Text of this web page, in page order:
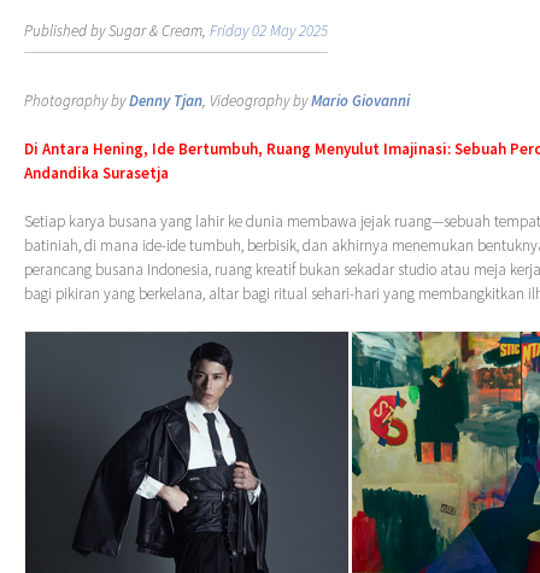
Published by Sugar & Cream, Friday 02 May 2025
Photography byDenny Tjan, Videography byMario Giovanni
Di Antara Hening, Ide Bertumbuh, Ruang Menyulut Imajinasi: Sebuah
Andandika Surasetja
Setiap karya busana yang lahir ke dunia membawa jejak ruang—sebuah
batiniah, di mana ide-ide tumbuh, berbisik, dan akhirnya menemukan
perancang busana Indonesia, ruang kreatif bukan sekadar studio atau meja
bagi pikiran yang berkelana, altar bagi ritual sehari-hari yang membangkitkan